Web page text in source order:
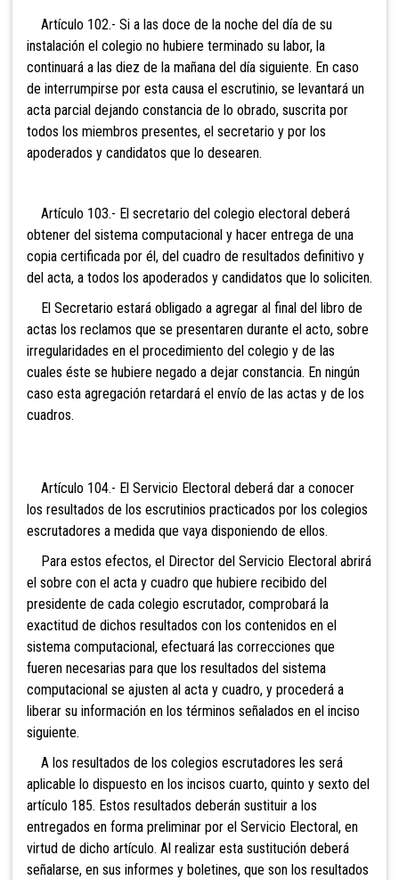
Artículo 102.- Si a las doce de la noche del día de su
instalación el colegio no hubiere terminado su labor, la
continuará a las diez de la mañana del día siguiente. En caso
de interrumpirse por esta causa el escrutinio, se levantará un
acta parcial dejando constancia de lo obrado, suscrita por
todos los miembros presentes, el secretario y por los
apoderados y candidatos que lo desearen.
Artículo 103.- El secretario del col egio electoral deberá
obtener del sistema computacional y hacer entrega de una
copia certificada por él, del cuadro de resultados definitivo y
del acta, a todos los apoderados y candidatos que lo soliciten.
El Secretario estará obligado a agregar al final del libro de
actas los reclamos que se presentaren durante el acto, sobre
irregularidades en el procedimiento del colegio y de las
cuales éste se hubiere negado a dejar constancia. En ningún
caso esta agregación retardará el envío de las actas y de los
cuadros.
Artículo 104.- El Servicio Electoral deberá dar a conocer
los resultados de los escrutinios practicados por los colegios
escrutadores a medida que vaya disponiendo de ellos.
Para estos efectos, el Director del Servicio Electoral abrirá
el sobre con el acta y cuadro que hubiere recibido del
presidente de cada colegio escrutador, comprobará la
exactitud de dichos resultados con los contenidos en el
sistema computacional, efectuará las correcciones que
fueren necesarias para que los resultados del sistema
computacional se ajusten al acta y cuadro, y procederá a
liberar su información en los términos señalados en el inciso
siguiente.
A los resultados de los co legios escrutadores les será
aplicable lo dispuesto en los incisos cuarto, quinto y sexto del
artículo 185. Estos resultados deberán sustituir a los
entregados en forma preliminar por el Servicio Electoral, en
virtud de dicho artículo. Al realizar esta sustitución deberá
señalarse, en sus informes y boletines, que son los resultados